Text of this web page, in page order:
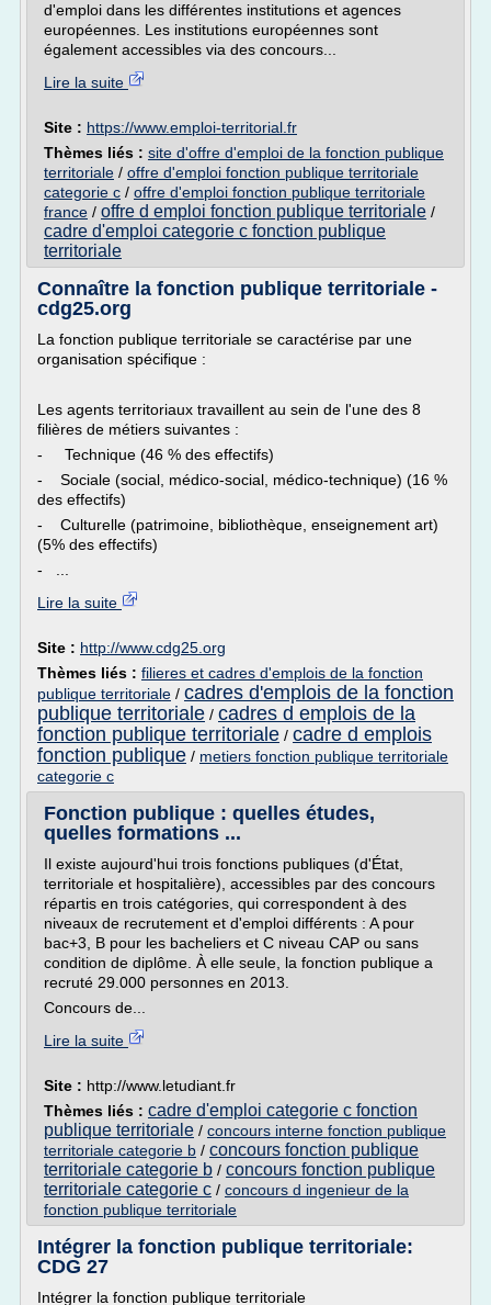
d'emploi dans les différentes institutions et agences
européennes. Les institutions européennes sont
également accessibles via des concours...
Lire la suite
Site : https://www.emploi-territorial.fr
Thèmes liés : site d'offre d'emploi de la fonction publique
territoriale / offre d'emploi fonction publique territoriale
categorie c / offre d'emploi fonction publique territoriale
france / offre d emploi fonction publique territoriale /
cadre d'emploi categorie c fonction publique
territoriale
Connaître la fonction publique territoriale -
cdg25.org
La fonction publique territoriale se caractérise par une
organisation spécifique :
Les agents territoriaux travaillent au sein de l'une des 8
filières de métiers suivantes :
- Technique (46 % des effectifs)
- Sociale (social, médico-social, médico-technique) (16 %
des effectifs)
- Culturelle (patrimoine, bibliothèque, enseignement art)
(5% des effectifs)
- ...
Lire la suite
Site : http://www.cdg25.org
Thèmes liés : filieres et cadres d'emplois de la fonction
publique territoriale / cadres d'emplois de la fonction
publique territoriale / cadres d emplois de la
fonction publique territoriale / cadre d emplois
fonction publique / metiers fonction publique territoriale
categorie c
Fonction publique : quelles études,
quelles formations ...
Il existe aujourd'hui trois fonctions publiques (d'État,
territoriale et hospitalière), accessibles par des concours
répartis en trois catégories, qui correspondent à des
niveaux de recrutement et d'emploi différents : A pour
bac+3, B pour les bacheliers et C niveau CAP ou sans
condition de diplôme. À elle seule, la fonction publique a
recruté 29.000 personnes en 2013.
Concours de...
Lire la suite
Site : http://www.letudiant.fr
Thèmes liés : cadre d'emploi categorie c fonction
publique territoriale / concours interne fonction publique
territoriale categorie b / concours fonction publique
territoriale categorie b / concours fonction publique
territoriale categorie c / concours d ingenieur de la
fonction publique territoriale
Intégrer la fonction publique territoriale:
CDG 27
Intégrer la fonction publique territoriale